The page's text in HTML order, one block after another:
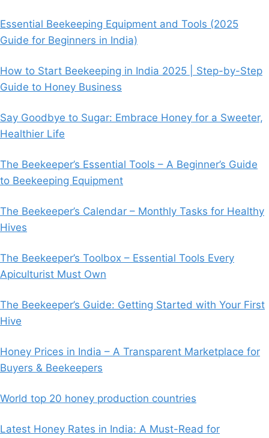
Essential Beekeeping Equipment and Tools (2025
Guide for Beginners in India)
How to Start Beekeeping in India 2025 | Step-by-Step
Guide to Honey Business
Say Goodbye to Sugar: Embrace Honey for a Sweeter,
Healthier Life
The Beekeeper’s Essential Tools – A Beginner’s Guide
to Beekeeping Equipment
The Beekeeper’s Calendar – Monthly Tasks for Healthy
Hives
The Beekeeper’s Toolbox – Essential Tools Every
Apiculturist Must Own
The Beekeeper’s Guide: Getting Started with Your First
Hive
Honey Prices in India – A Transparent Marketplace for
Buyers & Beekeepers
World top 20 honey production countries
Latest Honey Rates in India: A Must-Read for